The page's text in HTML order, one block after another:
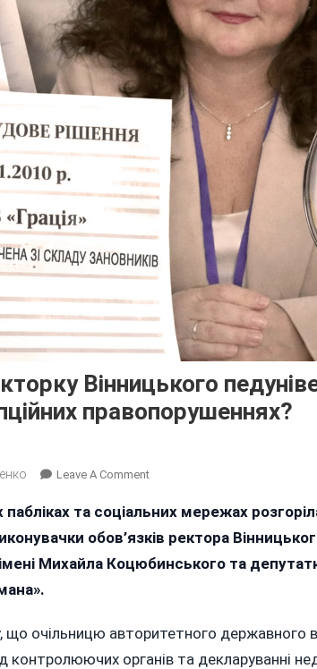
Вінницького
правопорушеннях?
Leave A CommentOn
Тимчасову
Ректорку
Вінницького
Корупційних
Правопорушеннях?
та соціальних мережах
обов’язків ректора
Михайла Коцюбинського та
що очільницю авторитетного державного
контролюючих органів та декларуванні